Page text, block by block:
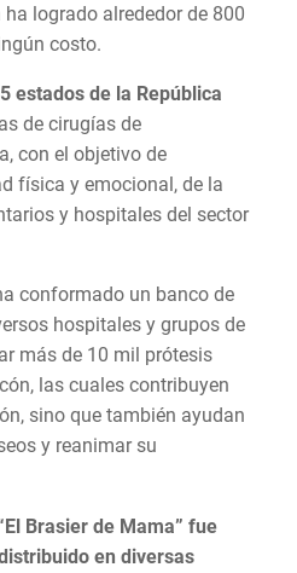
logrado alrededor de 800
costo.
estados de la República
de cirugías de
con el objetivo de
física y emocional, de la
y hospitales del sector
conformado un banco de
hospitales y grupos de
más de 10 mil prótesis
las cuales contribuyen
sino que también ayudan
y reanimar su
Brasier de Mama” fue
en diversas